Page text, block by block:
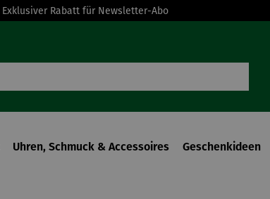
Exklusiver Rabatt für Newsletter-Abo
Uhren, Schmuck & Accessoires Geschenkideen